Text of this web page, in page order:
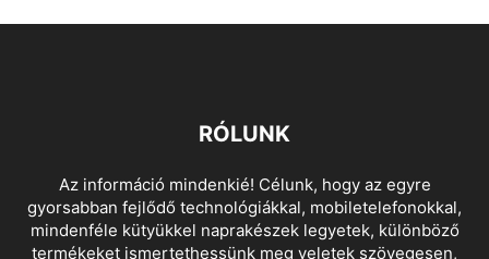
RÓLUNK
Az információ mindenkié! Célunk, hogy az egyre
gyorsabban fejlődő technológiákkal, mobiletelefonokkal,
mindenféle kütyükkel naprakészek legyetek, különböző
termékeket ismertethessünk meg veletek szövegesen,